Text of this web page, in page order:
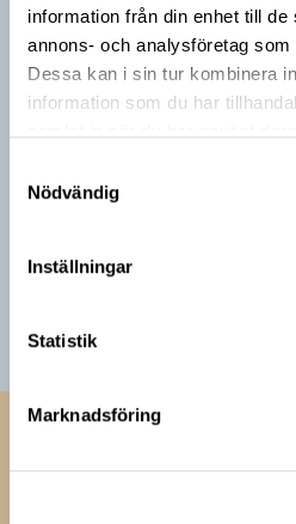
information från din enhet till
annons- och analysföretag
Dessa kan i sin tur kombinera
information som du har
Nödvändig
Inställningar
Statistik
Marknadsföring
livsmedelsbranschen. När du
nyhetsbrev godkänner du
hantering av personuppgifter.
till min inkorg.
sälja min personliga